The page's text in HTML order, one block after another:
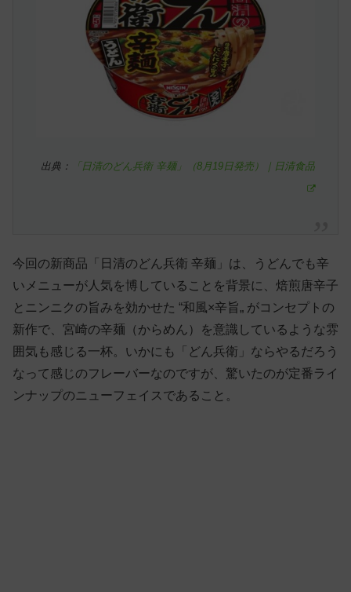
出典： 「日清のどん兵衛 辛麺」（8月19日発売）｜日清食品
今回の新商品「日清のどん兵衛 辛麺」は、うどんでも辛
いメニューが人気を博していることを背景に、焙煎唐辛子
とニンニクの旨みを効かせた “和風×辛旨„ がコンセプトの
新作で、宮崎の辛麺（からめん）を意識しているような雰
囲気も感じる一杯。いかにも「どん兵衛」ならやるだろう
なって感じのフレーバーなのですが、驚いたのが定番ライ
ンナップのニューフェイスであること。